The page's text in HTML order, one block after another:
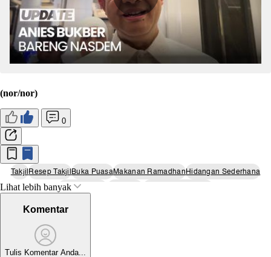
(nor/nor)
0
TakjilResep TakjilBuka PuasaMakanan RamadhanHidangan Sederhana
Resep Mudah
Lihat lebih banyak
Komentar
Tulis Komentar Anda...